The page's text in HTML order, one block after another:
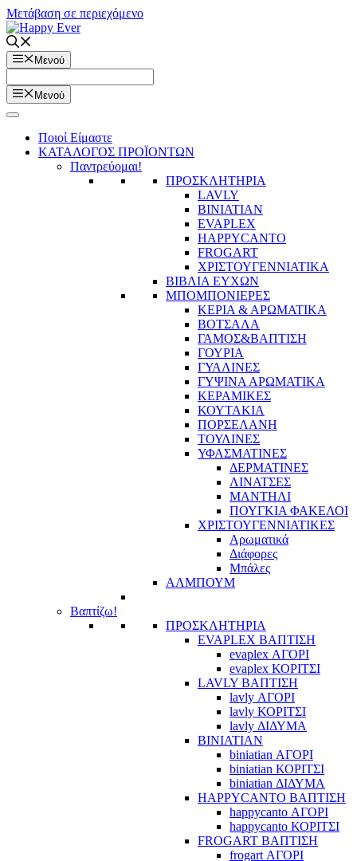
Μετάβαση σε περιεχόμενο
Μενού
Μενού
Ποιοί Είμαστε
ΚΑΤΑΛΟΓΟΣ ΠΡΟΪΟΝΤΩΝ
Παντρεύομαι!
ΠΡΟΣΚΛΗΤΗΡΙΑ
LAVLY
BINIATIAN
EVAPLEX
HAPPYCANTO
FROGART
ΧΡΙΣΤΟΥΓΕΝΝΙΑΤΙΚΑ
ΒΙΒΛΙΑ ΕΥΧΩΝ
ΜΠΟΜΠΟΝΙΕΡΕΣ
ΚΕΡΙΑ & ΑΡΩΜΑΤΙΚΑ
ΒΟΤΣΑΛΑ
ΓΑΜΟΣ&ΒΑΠΤΙΣΗ
ΓΟΥΡΙΑ
ΓΥΑΛΙΝΕΣ
ΓΥΨΙΝΑ ΑΡΩΜΑΤΙΚΑ
ΚΕΡΑΜΙΚΕΣ
ΚΟΥΤΑΚΙΑ
ΠΟΡΣΕΛΑΝΗ
ΤΟΥΛΙΝΕΣ
ΥΦΑΣΜΑΤΙΝΕΣ
ΔΕΡΜΑΤΙΝΕΣ
ΛΙΝΑΤΣΕΣ
ΜΑΝΤΗΛΙ
ΠΟΥΓΚΙΑ ΦΑΚΕΛΟΙ
ΧΡΙΣΤΟΥΓΕΝΝΙΑΤΙΚΕΣ
Αρωματικά
Διάφορες
Μπάλες
ΑΛΜΠΟΥΜ
Βαπτίζω!
ΠΡΟΣΚΛΗΤΗΡΙΑ
EVAPLEX ΒΑΠΤΙΣΗ
evaplex ΑΓΟΡΙ
evaplex ΚΟΡΙΤΣΙ
LAVLY ΒΑΠΤΙΣΗ
lavly ΑΓΟΡΙ
lavly ΚΟΡΙΤΣΙ
lavly ΔΙΔΥΜΑ
BINIATIAN
biniatian ΑΓΟΡΙ
biniatian ΚΟΡΙΤΣΙ
biniatian ΔΙΔΥΜΑ
HAPPYCANTO ΒΑΠΤΙΣΗ
happycanto ΑΓΟΡΙ
happycanto ΚΟΡΙΤΣΙ
FROGART ΒΑΠΤΙΣΗ
frogart ΑΓΟΡΙ